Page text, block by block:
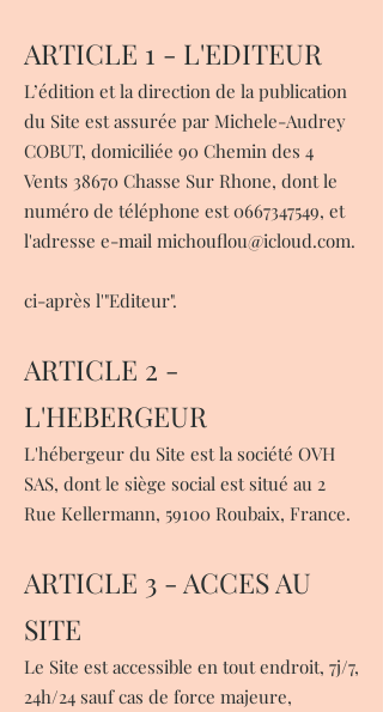
ARTICLE 1 - L'EDITEUR
L’édition et la direction de la publication
du Site est assurée par Michele-Audrey
COBUT, domiciliée 90 Chemin des 4
Vents 38670 Chasse Sur Rhone, dont le
numéro de téléphone est0667347549, et
l'adresse e-mail michouflou@icloud.com.
ci-après l'"Editeur".
ARTICLE 2 -
L'HEBERGEUR
L'hébergeur du Site est la société OVH
SAS, dont le siège social est situé au 2
Rue Kellermann, 59100 Roubaix, France.
ARTICLE 3 - ACCES AU
SITE
Le Site est accessible en tout endroit, 7j/7,
24h/24 sauf cas de force majeure,